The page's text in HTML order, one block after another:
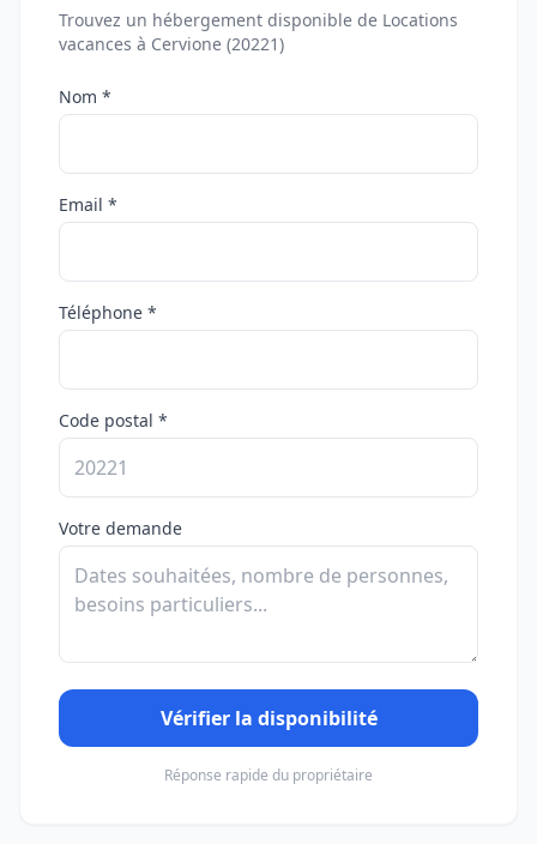
Trouvez un hébergement disponible de Locations
vacances à Cervione (20221)
Nom *
Email *
Téléphone *
Code postal *
Votre demande
Vérifier la disponibilité
Réponse rapide du propriétaire